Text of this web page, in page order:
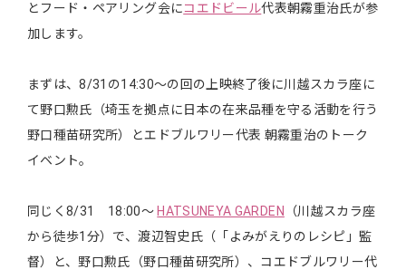
とフード・ペアリング会にコエドビール代表朝霧重治氏が参
加します。
まずは、8/31の14:30～の回の上映終了後に川越スカラ座に
て野口勲氏（埼玉を拠点に日本の在来品種を守る活動を行う
野口種苗研究所）とエドブルワリー代表 朝霧重治のトーク
イベント。
同じく8/31 18:00～ HATSUNEYA GARDEN
（川越スカラ座
から徒歩1分）で、渡辺智史氏（「よみがえりのレシピ」監
督）と、野口勲氏（野口種苗研究所）、コエドブルワリー代